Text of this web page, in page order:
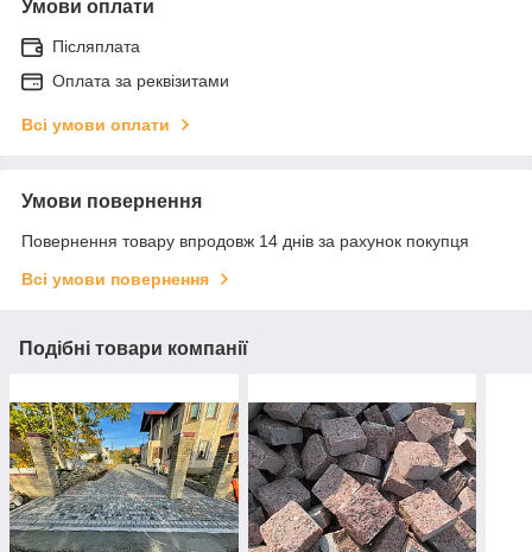
Умови оплати
Післяплата
Оплата за реквізитами
Всі умови оплати
Умови повернення
Повернення товару впродовж 14 днів за рахунок покупця
Всі умови повернення
Подібні товари компанії